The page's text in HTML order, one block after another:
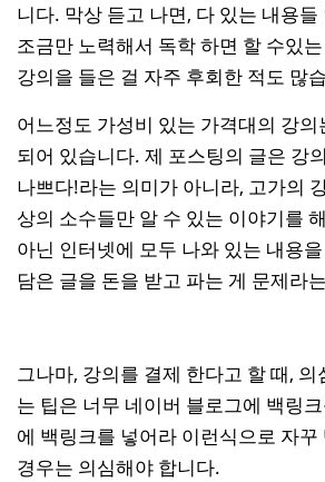
니다. 막상 듣고 나면, 다 있는 내용
조금만 노력해서 독학 하면 할 수있
강의을 들은 걸 자주 후회한 적도 많
어느정도 가성비 있는 가격대의 강
되어 있습니다. 제 포스팅의 글은 강
나쁘다!라는 의미가 아니라, 고가의
상의 소수들만 알 수 있는 이야기를
아닌 인터넷에 모두 나와 있는 내용
담은 글을 돈을 받고 파는 게 문제라
그나마, 강의를 결제 한다고 할 때,
는 팁은 너무 네이버 블로그에 백링
에 백링크를 넣어라 이런식으로 자
경우는 의심해야 합니다.